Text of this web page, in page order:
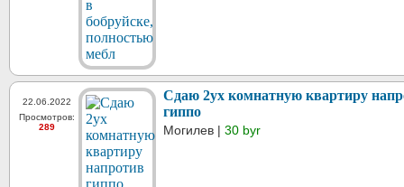
22.06.2022
Просмотров:
289
Сдаю 2ух комнатную квартиру
гиппо
Могилев | 30 byr